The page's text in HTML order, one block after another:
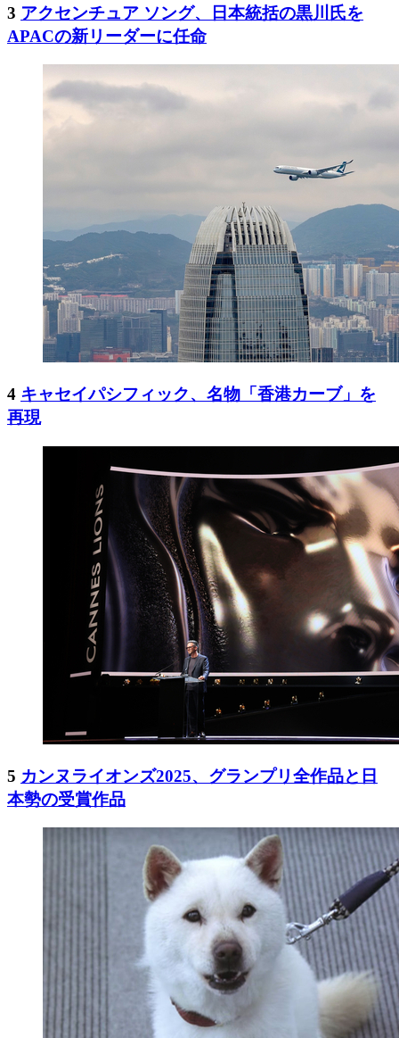
3 アクセンチュア ソング、日本統括の黒川氏を
APACの新リーダーに任命
4 キャセイパシフィック、名物「香港カーブ」を
再現
5 カンヌライオンズ2025、グランプリ全作品と日
本勢の受賞作品